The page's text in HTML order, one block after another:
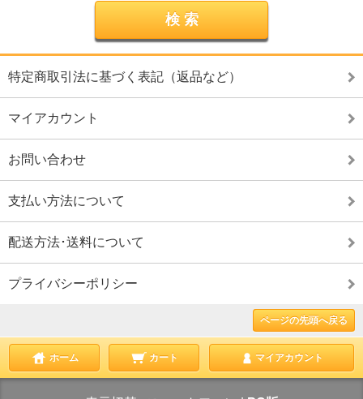
特定商取引法に基づく表記（返品など）
マイアカウント
お問い合わせ
支払い方法について
配送方法･送料について
プライバシーポリシー
ページの先頭へ戻る
ホーム カート マイアカウント